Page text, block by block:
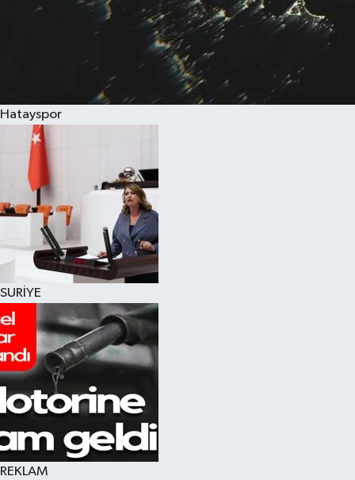
Hatayspor
SURİYE
REKLAM